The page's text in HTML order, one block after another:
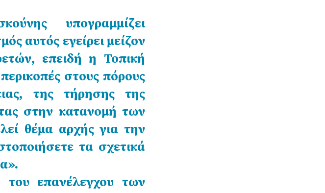
υπογραμμίζει
αυτός εγείρει μείζον
επειδή η Τοπική
στους πόρους
της τήρησης της
στην κατανομή των
θέμα αρχής για την
τα σχετικά
επανέλεγχου των